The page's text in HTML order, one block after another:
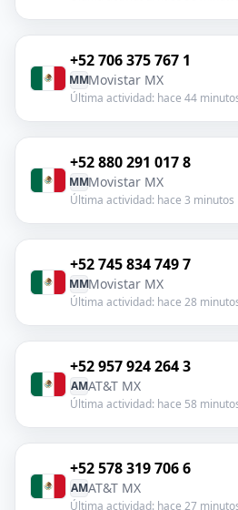
+52 706 375 767 1
MMMovistar MX
Última actividad: hace 44
+52 880 291 017 8
MMMovistar MX
Última actividad: hace 3 minutos
+52 745 834 749 7
MMMovistar MX
Última actividad: hace 28
+52 957 924 264 3
AMAT&T MX
Última actividad: hace 58
+52 578 319 706 6
AMAT&T MX
Última actividad: hace 27